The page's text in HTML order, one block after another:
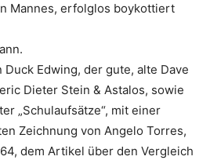
Mannes, erfolglos boykottiert
Edwing, der gute, alte Dave
Dieter Stein & Astalos, sowie
„Schulaufsätze“, mit einer
Zeichnung von Angelo Torres,
dem Artikel über den Vergleich